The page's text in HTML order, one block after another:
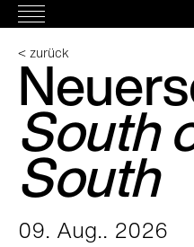
Skip
to
content
< zurück
South
South
09. Aug.. 2026